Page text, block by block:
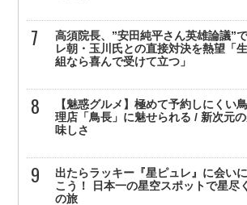
高須院長、”安田純平さん英雄論議”
レ朝・玉川氏との直接対決を熱望「
組なら喜んで受けて立つ」
【魅惑グルメ】極めて予約しにくい
理店「鳥長」に魅せられる / 新次元
味しさ
出たらラッキー『星ピュレ』に会い
こう！ 日本一の星空スポットで星尽
の旅